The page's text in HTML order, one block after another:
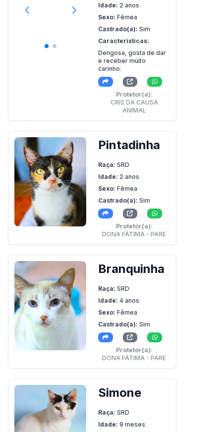
Idade: 2 anos
Sexo: Fêmea
Castrado(a): Sim
Características:
Dengosa, gosta de dar
e receber muito
carinho.
Protetor(a):
CRIS DA CAUSA
ANIMAL
Pintadinha
Raça: SRD
Idade: 2 anos
Sexo: Fêmea
Castrado(a): Sim
Protetor(a):
DONA FÁTIMA - PARE
Branquinha
Raça: SRD
Idade: 4 anos
Sexo: Fêmea
Castrado(a): Sim
Protetor(a):
DONA FÁTIMA - PARE
Simone
Raça: SRD
Idade: 9 meses